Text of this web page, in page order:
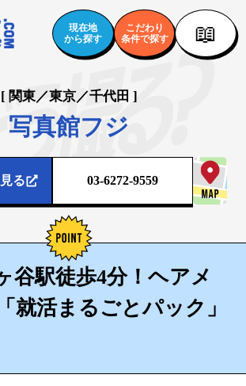
現在地
から探す
こだわり
条件で探す
📖
[ 関東／東京／千代田 ]
写真館フジ
る 03-6272-9559
谷駅徒歩4分！ヘアメ
就活まるごとパック」